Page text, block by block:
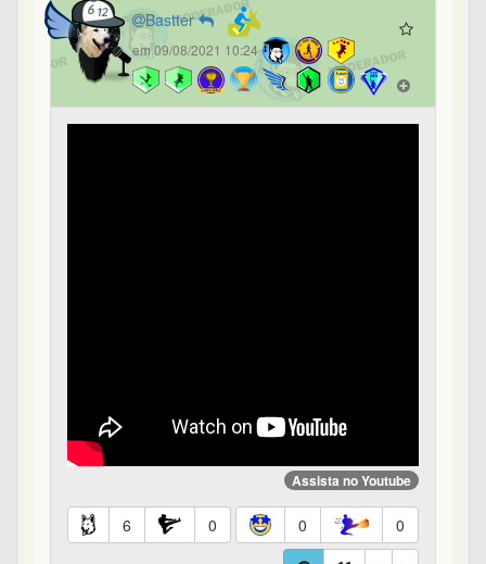
Bastter
em 09/08/2021 10:24
Assista no Youtube
6 0 0 0